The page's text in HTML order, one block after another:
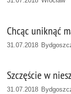
Chcąc uniknąć
31.07.2018
Szczęście w
31.07.2018